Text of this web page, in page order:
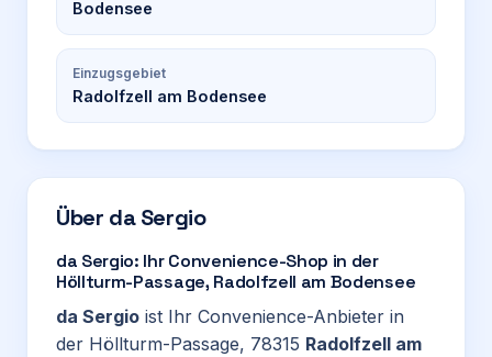
Bodensee
Einzugsgebiet
Radolfzell am Bodensee
Über da Sergio
da Sergio: Ihr Convenience-Shop in der
Höllturm-Passage, Radolfzell am Bodensee
da Sergio ist Ihr Convenience-Anbieter in
der Höllturm-Passage, 78315 Radolfzell am